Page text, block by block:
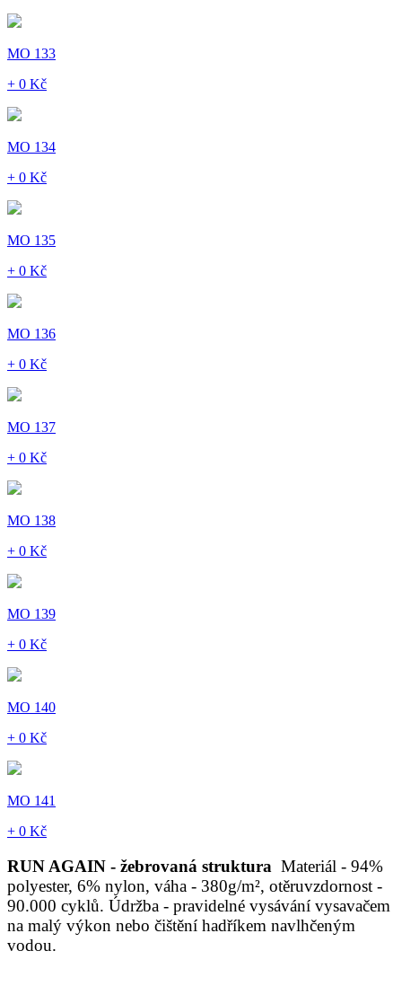
MO 133
+ 0 Kč
MO 134
+ 0 Kč
MO 135
+ 0 Kč
MO 136
+ 0 Kč
MO 137
+ 0 Kč
MO 138
+ 0 Kč
MO 139
+ 0 Kč
MO 140
+ 0 Kč
MO 141
+ 0 Kč
RUN AGAIN - žebrovaná struktura Materiál - 94%
polyester, 6% nylon, váha - 380g/m², otěruvzdornost -
90.000 cyklů. Údržba - pravidelné vysávání vysavačem
na malý výkon nebo čištění hadříkem navlhčeným
vodou.